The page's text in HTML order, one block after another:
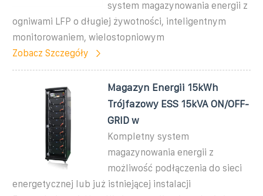
system magazynowania energii z
ogniwami LFP o długiej żywotności, inteligentnym
monitorowaniem, wielostopniowym
Zobacz Szczegóły
Magazyn Energii 15kWh
Trójfazowy ESS 15kVA ON/OFF-
GRID w
Kompletny system
magazynowania energii z
możliwość podłączenia do sieci
energetycznej lub już istniejącej instalacji